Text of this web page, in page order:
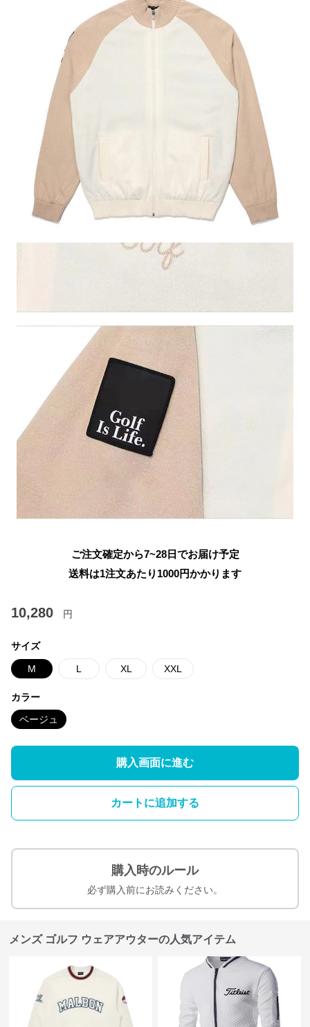
ご注文確定から7~28日でお届け予定
送料は1注文あたり 1000円かかります
10,280 円
サイズ
M L XL XXL
カラー
ベージュ
購入画面に進む
カートに追加する
購入時のルール
必ず購入前にお読みください。
メンズ ゴルフ ウェアアウターの人気アイテム